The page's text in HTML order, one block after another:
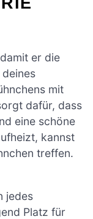
er die
mit
dafür, dass
eine schöne
kannst
treffen.
jedes
Platz für